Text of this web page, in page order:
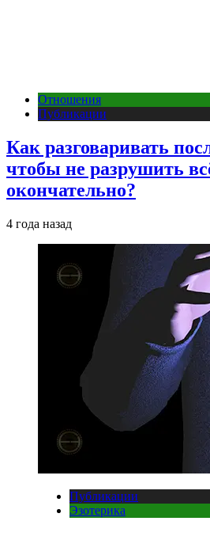
Отношения
Публикации
Как разговаривать
чтобы не разрушить
окончательно?
4 года назад
Публикации
Эзотерика